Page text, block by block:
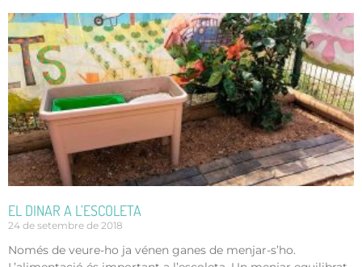
EL DINAR A L’ESCOLETA
24 de setembre de 2018
Només de veure-ho ja vénen ganes de menjar-s’ho.